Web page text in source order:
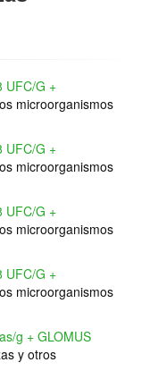
UFC/G +
microorganismos
UFC/G +
microorganismos
UFC/G +
microorganismos
UFC/G +
microorganismos
g + GLOMUS
y otros